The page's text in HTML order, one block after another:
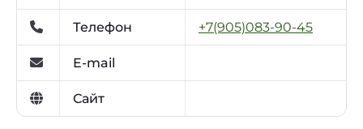
Телефон +7(905)083-90-45
E-mail
Сайт